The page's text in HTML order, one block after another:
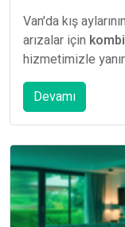
Van'da kış
arızalar için
hizmetimizle
Devamı